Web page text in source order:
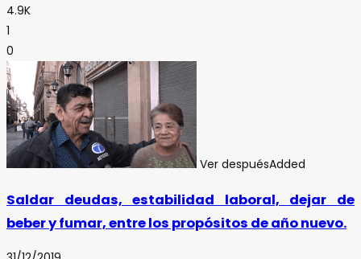
4.9K
1
0
Ver despuésAdded
Saldar deudas, estabilidad laboral, dejar de
beber y fumar, entre los propósitos de año nuevo.